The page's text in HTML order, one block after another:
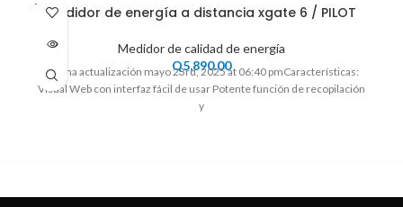
VENDI
DO
Medidor de energía a distancia xgate 6 / PILOT
Medidor de calidad de energía
Q5,890.00
Ultima actualización mayo 23rd, 2025 at 06:40 pmCaracterísticas:
Visual Web con interfaz fácil de usar Potente función de recopilación
y